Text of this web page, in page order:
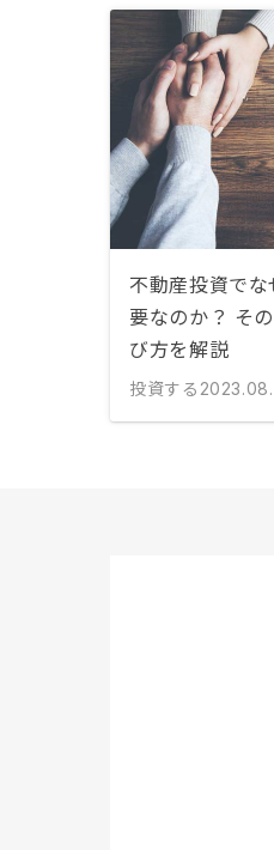
不動産投資で
要なのか？ そ
び方を解説
投資する